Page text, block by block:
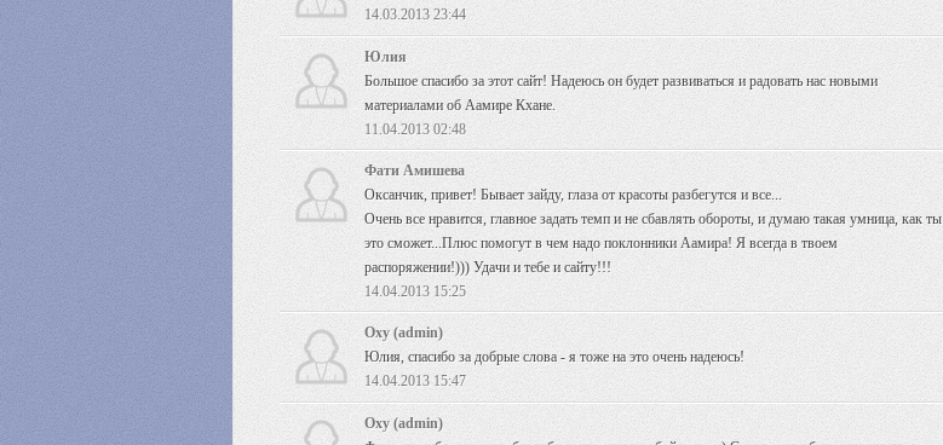
14.03.2013 23:44
Юлия
Большое спасибо за этот сайт! Надеюсь он будет развиваться и радовать нас новыми
материалами об Аамире Кхане.
11.04.2013 02:48
Фати Амишева
Оксанчик, привет! Бывает зайду, глаза от красоты разбегутся и все...
Очень все нравится, главное задать темп и не сбавлять обороты, и думаю такая умница, как ты
это сможет...Плюс помогут в чем надо поклонники Аамира! Я всегда в твоем
распоряжении!))) Удачи и тебе и сайту!!!
14.04.2013 15:25
Oxy (admin)
Юлия, спасибо за добрые слова - я тоже на это очень надеюсь!
14.04.2013 15:47
Oxy (admin)